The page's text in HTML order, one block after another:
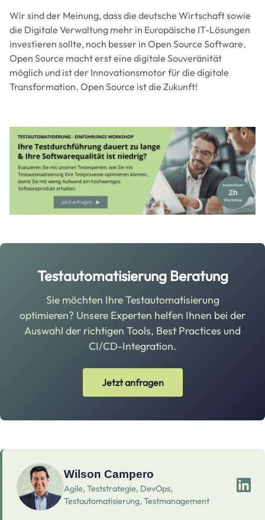
Wir sind der Meinung, dass die deutsche Wirtschaft sowie
die Digitale Verwaltung mehr in Europäische IT-Lösungen
investieren sollte, noch besser in Open Source Software.
Open Source macht erst eine digitale Souveränität
möglich und ist der Innovationsmotor für die digitale
Transformation. Open Source ist die Zukunft!
Image
Testautomatisierung Beratung
Sie möchten Ihre Testautomatisierung
optimieren? Unsere Experten helfen Ihnen bei der
Auswahl der richtigen Tools, Best Practices und
CI/CD-Integration.
Jetzt anfragen
Wilson Campero
Agile, Teststrategie, DevOps,
Testautomatisierung, Testmanagement